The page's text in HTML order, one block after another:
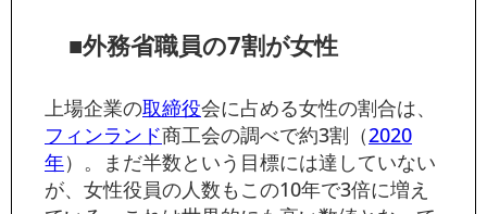
■外務省職員の7割が女性
上場企業の取締役会に占める女性の割合は、
フィンランド商工会の調べで約3割（2020
年）。まだ半数という目標には達していない
が、女性役員の人数もこの10年で3倍に増え